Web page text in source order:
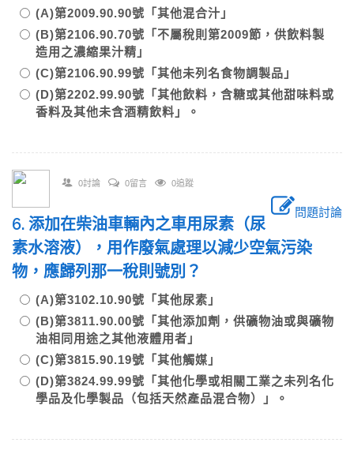
(A)第2009.90.90號「其他混合汁」
(B)第2106.90.70號「不屬稅則第2009節，供飲料製
造用之濃縮果汁精」
(C)第2106.90.99號「其他未列名食物調製品」
(D)第2202.99.90號「其他飲料，含糖或其他甜味料或
香料及其他未含酒精飲料」。
0討論 0留言 0追蹤
問題討論
6. 添加在柴油車輛內之車用尿素（尿
素水溶液），用作廢氣處理以減少空氣污染
物，應歸列那一稅則號別？
(A)第3102.10.90號「其他尿素」
(B)第3811.90.00號「其他添加劑，供礦物油或與礦物
油相同用途之其他液體用者」
(C)第3815.90.19號「其他觸媒」
(D)第3824.99.99號「其他化學或相關工業之未列名化
學品及化學製品（包括天然產品混合物）」。